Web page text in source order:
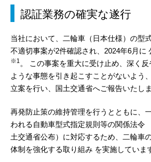
認証業務の確実な遂行
当社において、二輪車（日本仕様）の型
不適切事案が2件確認され、2024年6月に
※1 。 この事案を重大に受け止め、深く
ような事態を引き起こすことがないよう
立案を行い、国土交通省へご報告いたしま
再発防止策の維持管理を行うとともに、
われる自動車型式指定規則等の関係法令
土交通省公布）に対応するため、二輪車
体制を強化する取り組み を実施していま